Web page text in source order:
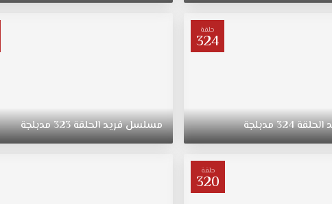
حلقة
324
الحلقة324مدبلجة مسلسلفريدالحلقة323مدبلجة
حلقة
320